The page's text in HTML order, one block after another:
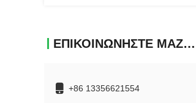
ΕΠΙΚΟΙΝΩΝΉΣΤΕ ΜΑΖΊ ΜΑΣ
+86 13356621554